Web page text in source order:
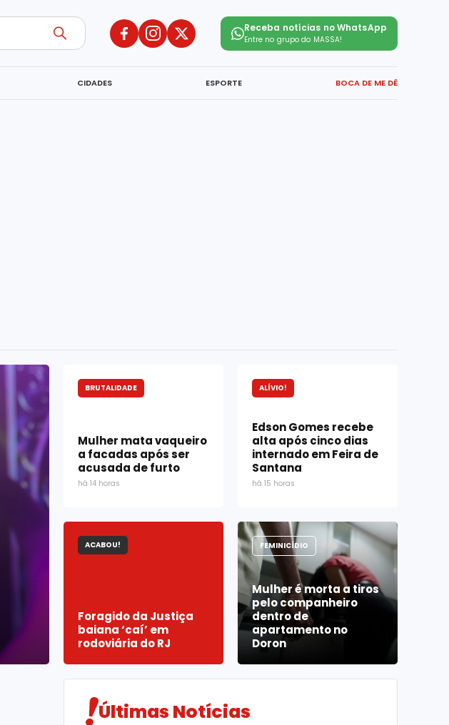
Receba notícias no WhatsApp
Entre no grupo do MASSA!
CIDADES ESPORTE BOCA DE ME DÊ
BRUTALIDADE
Mulher mata vaqueiro
a facadas após ser
acusada de furto
há 14 horas
ALÍVIO!
Edson Gomes recebe
alta após cinco dias
internado em Feira de
Santana
há 15 horas
ACABOU!
Foragido da Justiça
baiana ‘caí’ em
rodoviária do RJ
FEMINICÍDIO
Mulher é morta a tiros
pelo companheiro
dentro de
apartamento no
Doron
Últimas Notícias